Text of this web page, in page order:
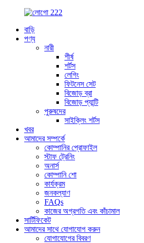
বাড়ি
পণ্য
নারী
শীর্ষ
শর্টস
লেগিং
ফিটনেস সেট
বিজোড় ব্রা
বিজোড় প্যান্টি
পুরুষদের
সাইক্লিং শর্টস
খবর
আমাদের সম্পর্কে
কোম্পানির প্রোফাইল
স্টাফ ট্রেনিং
অনার্স
কোম্পানি শো
কার্যক্রম
জনকল্যাণ
FAQs
কাজের অগ্রগতি এবং কাঁচামাল
সার্টিফিকেট
আমাদের সাথে যোগাযোগ করুন
যোগাযোগের বিবরণ